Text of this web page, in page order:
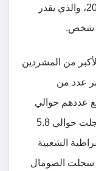
يمثل زيادة عن الرقم المُبلغ عنه عام 2017، والذي يقدر
من المشردين
عدد من
عددهم حوالي
6.1 مليون شخص، تليها كولومبيا التي سجلت حوالي 5.8
الشعبية
في حين سجلت الصومال